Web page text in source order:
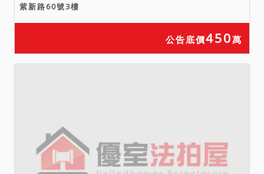
紫新路60號3樓
公告底價450萬